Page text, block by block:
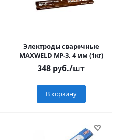
Электроды сварочные
MAXWELD МР-3, 4 мм (1кг)
348 руб./шт
В корзину